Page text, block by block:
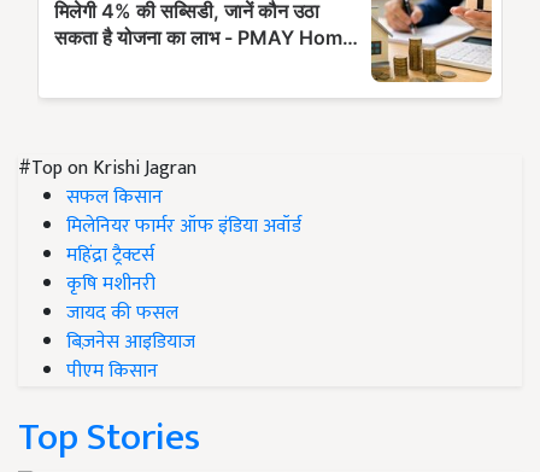
#Top on Krishi Jagran
सफल किसान
मिलेनियर फार्मर ऑफ इंडिया अवॉर्ड
महिंद्रा ट्रैक्टर्स
कृषि मशीनरी
जायद की फसल
बिज़नेस आइडियाज
पीएम किसान
Top Stories